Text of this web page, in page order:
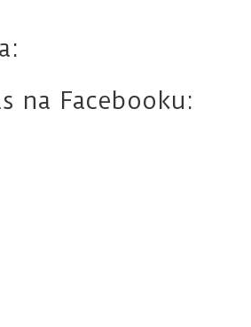
na Facebooku: